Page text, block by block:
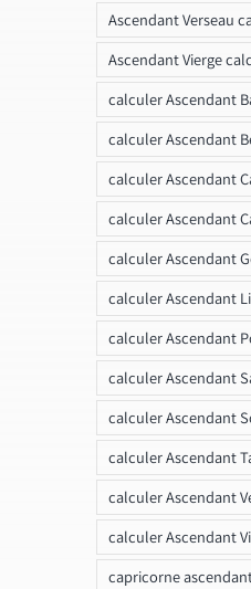
Ascendant Verseau
Ascendant Vierge
calculer Ascendant
calculer Ascendant
calculer Ascendant
calculer Ascendant
calculer Ascendant
calculer Ascendant
calculer Ascendant
calculer Ascendant
calculer Ascendant
calculer Ascendant
calculer Ascendant
calculer Ascendant
capricorne